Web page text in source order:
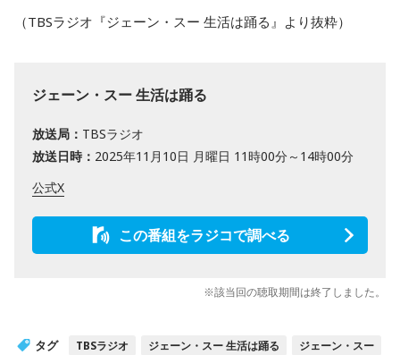
（TBSラジオ『ジェーン・スー 生活は踊る』より抜粋）
ジェーン・スー 生活は踊る
放送局： TBSラジオ
放送日時： 2025年11月10日 月曜日 11時00分～14時00分
公式X
この番組をラジコで調べる
※該当回の聴取期間は終了しました。
タグ TBSラジオ ジェーン・スー 生活は踊る
ジェーン・スー